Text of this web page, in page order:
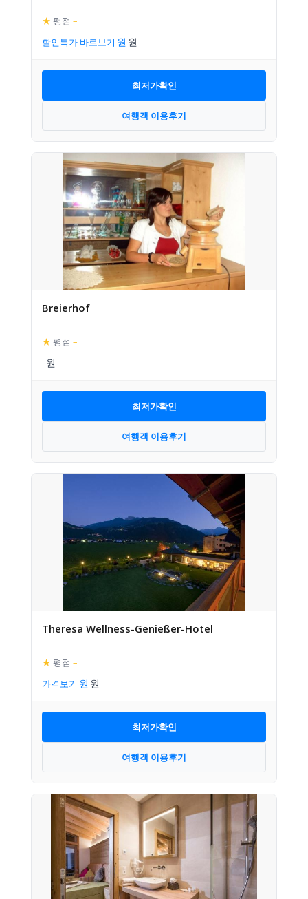
★ 평점 –
할인특가 바로보기
최저가확인
여행객 이용후기
Breierhof
★ 평점 –
최저가확인
여행객 이용후기
Theresa Wellness-Genießer-Hotel
★ 평점 –
가격보기
최저가확인
여행객 이용후기